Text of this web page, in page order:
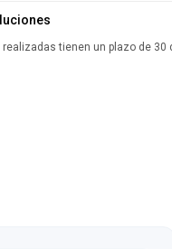
tienen un plazo de 30